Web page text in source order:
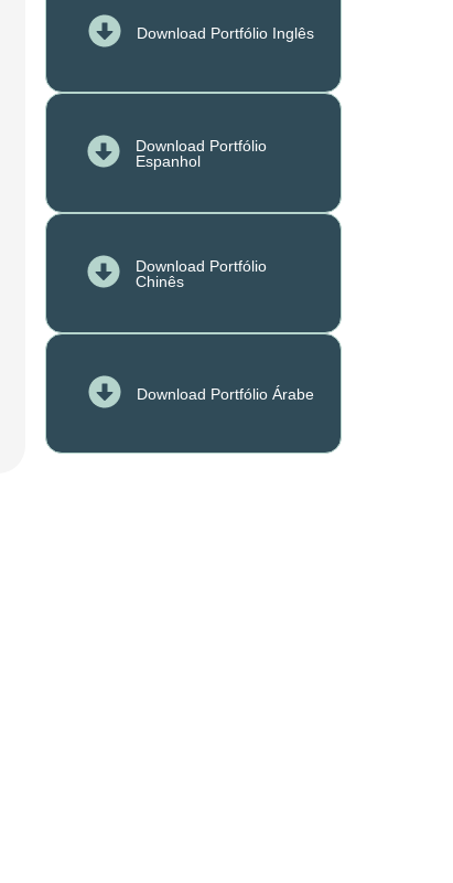
Download Portfólio Inglês
Download Portfólio
Espanhol
Download Portfólio
Chinês
Download Portfólio Árabe